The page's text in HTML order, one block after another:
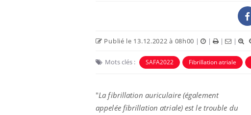
Publié le 13.12.2022 à 08h00 | | | |
Mots clés : SAFA2022 Fibrillation atriale
"La fibrillation auriculaire (également
appelée fibrillation atriale) est le trouble du
La sieste empêche-t-elle
de dormir la nuit ?